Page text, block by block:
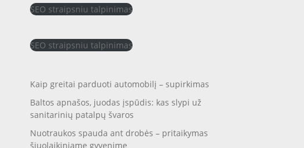
SEO straipsniu talpinimas
SEO straipsniu talpinimas
Kaip greitai parduoti automobilį – supirkimas
Baltos apnašos, juodas įspūdis: kas slypi už
sanitarinių patalpų švaros
Nuotraukos spauda ant drobės – pritaikymas
šiuolaikiniame gyvenime